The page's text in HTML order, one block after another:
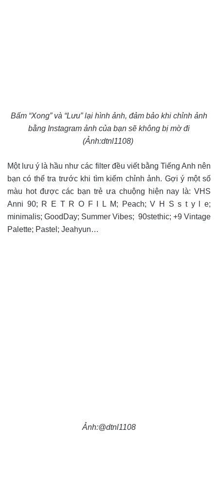
Bấm “Xong” và “Lưu” lại hình ảnh, đảm bảo khi chỉnh ảnh
bằng Instagram ảnh của bạn sẽ không bị mờ đi
(Ảnh:dtnl1108)
Một lưu ý là hầu như các filter đều viết bằng Tiếng Anh nên
bạn có thể tra trước khi tìm kiếm chỉnh ảnh. Gợi ý một số
màu hot được các bạn trẻ ưa chuộng hiện nay là: VHS
Anni 90; R E T R O F I L M; Peach; V H S s t y l e;
minimalis; GoodDay; Summer Vibes; 90stethic; +9 Vintage
Palette; Pastel; Jeahyun…
Ảnh:@dtnl1108